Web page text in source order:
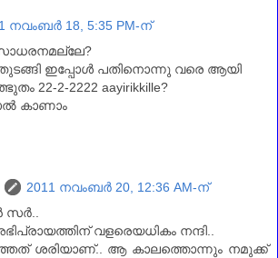
നവംബർ 18, 5:35 PM-ന്
ഇപ്പോള്‍ പതിനൊന്നു വരെ ആയി
22-2-2222 aayirikkille?
കാണാം
2011 നവംബർ 20, 12:36 AM-ന്
സർ..
വളരെയധികം നന്ദി..
ശരിയാണ്‌.. ആ കാലത്തൊന്നും നമുക്ക്